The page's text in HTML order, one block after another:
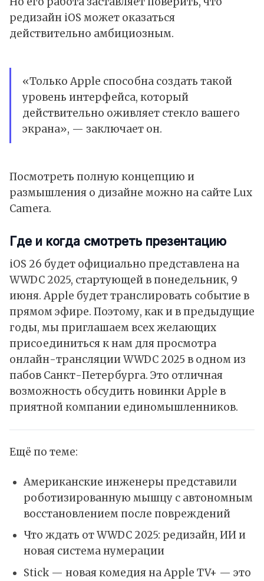
редизайн iOS может оказаться
действительно амбициозным.
«Только Apple способна создать такой
уровень интерфейса, который
действительно оживляет стекло вашего
экрана», — заключает он.
Посмотреть полную концепцию и
размышления о дизайне можно на сайте Lux
Camera.
Где и когда смотреть презентацию
iOS 26 будет официально представлена на
WWDC 2025, стартующей в понедельник, 9
июня. Apple будет транслировать событие в
прямом эфире. Поэтому, как и впредыдущие
годы, мы приглашаем всех желающих
присоединиться к нам для просмотра
онлайн-трансляции WWDC 2025 в одном из
пабов Санкт-Петербурга. Это отличная
возможность обсудить новинки Apple в
приятной компании единомышленников.
Ещё по теме:
Американские инженеры представили
роботизированную мышцу с автономным
восстановлением после повреждений
Что ждать от WWDC 2025: редизайн, ИИ и
новая система нумерации
Stick — новая комедия на Apple TV+ — это